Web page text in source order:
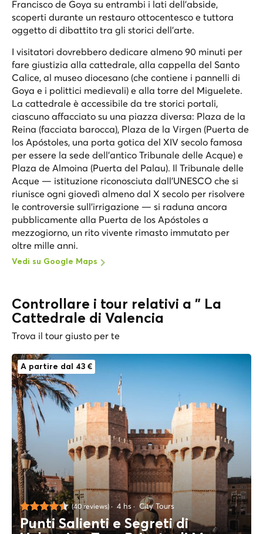
Francisco de Goya su entrambi i lati dell'abside,
scoperti durante un restauro ottocentesco e tuttora
oggetto di dibattito tra gli storici dell'arte.
I visitatori dovrebbero dedicare almeno 90 minuti per
fare giustizia alla cattedrale, alla cappella del Santo
Calice, al museo diocesano (che contiene i pannelli di
Goya e i polittici medievali) e alla torre del Miguelete.
La cattedrale è accessibile da tre storici portali,
ciascuno affacciato su una piazza diversa: Plaza de la
Reina (facciata barocca), Plaza de la Virgen (Puerta de
los Apóstoles, una porta gotica del XIV secolo famosa
per essere la sede dell'antico Tribunale delle Acque) e
Plaza de Almoina (Puerta del Palau). Il Tribunale delle
Acque — istituzione riconosciuta dall'UNESCO che si
riunisce ogni giovedì almeno dal X secolo per risolvere
le controversie sull'irrigazione — si raduna ancora
pubblicamente alla Puerta de los Apóstoles a
mezzogiorno, un rito vivente rimasto immutato per
oltre mille anni.
Vedi su Google Maps
Controllare i tour relativi a " La
Cattedrale di Valencia
Trova il tour giusto per te
A partire dal 43 €
(40 reviews) 4 hs City Tours
Punti Salienti e Segreti di